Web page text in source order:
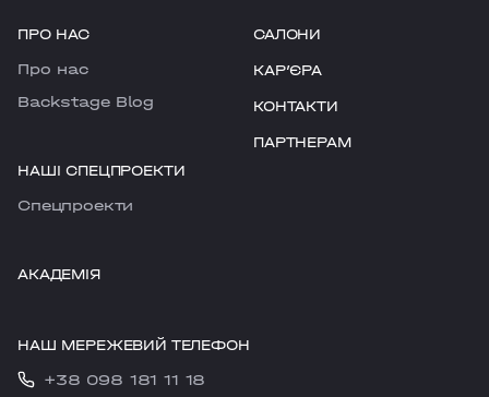
ПРО НАС
Про нас
Backstage Blog
НАШІ СПЕЦПРОЕКТИ
Cпецпроекти
САЛОНИ
КАРʼЄРА
КОНТАКТИ
ПАРТНЕРАМ
АКАДЕМІЯ
НАШ МЕРЕЖЕВИЙ ТЕЛЕФОН
+38 098 181 11 18